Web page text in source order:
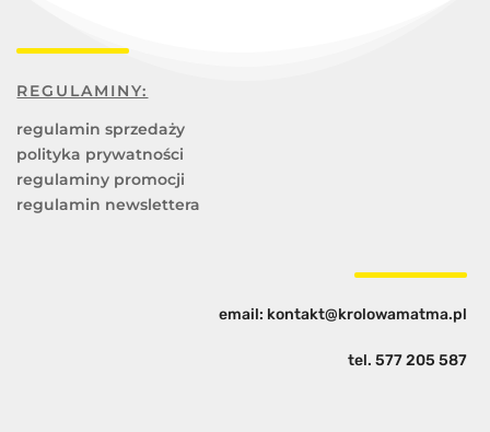
REGULAMINY:
regulamin sprzedaży
polityka prywatności
regulaminy promocji
regulamin newslettera
email: kontakt@krolowamatma.pl
tel. 577 205 587